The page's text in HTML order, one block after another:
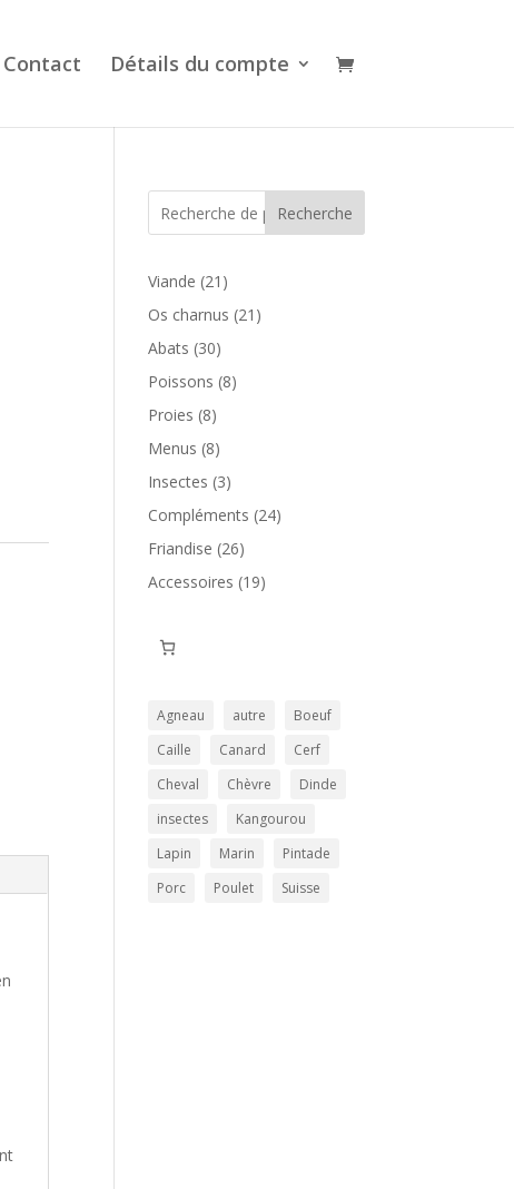
Contact Détails du compte
Recherche
Viande 21 21
produits
Os charnus 21 21
Abats 3030
produits
Poissons 88
Proies 88
produits
Menus 88
produits
Insectes 33
produits
Compléments 2424
Friandise 2626
produits
Accessoires 1919
Agneau autre
Boeuf
Caille
Canard
Cerf
Cheval
Chèvre
Dinde
insectes
Kangourou
Lapin
Marin
Pintade
Porc
Poulet Suisse